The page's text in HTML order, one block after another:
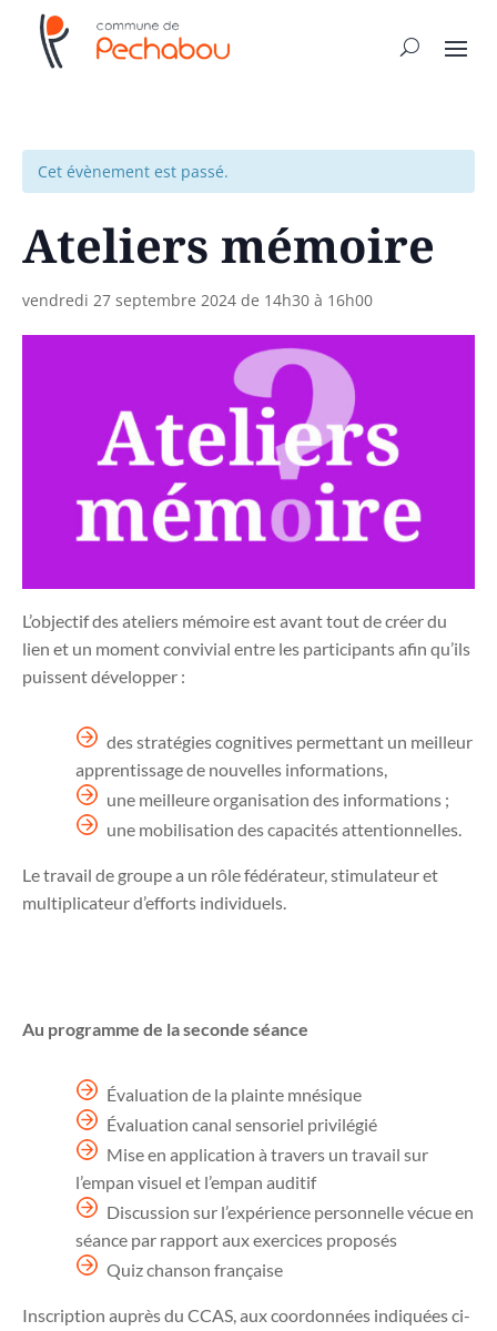
Cet évènement est passé.
Ateliers mémoire
vendredi 27 septembre 2024 de 14h30 à 16h00
L’objectif des ateliers mémoire est avant tout de créer du
lien et un moment convivial entre les participants afin qu’ils
puissent développer :
des stratégies cognitives permettant un meilleur
apprentissage de nouvelles informations,
une meilleure organisation des informations ;
une mobilisation des capacités attentionnelles.
Le travail de groupe a un rôle fédérateur, stimulateur et
multiplicateur d’efforts individuels.
Au programme de la seconde séance
Évaluation de la plainte mnésique
Évaluation canal sensoriel privilégié
Mise en application à travers un travail sur
l’empan visuel et l’empan auditif
Discussion sur l’expérience personnelle vécue en
séance par rapport aux exercices proposés
Quiz chanson française
Inscription auprès du CCAS, aux coordonnées indiquées ci-